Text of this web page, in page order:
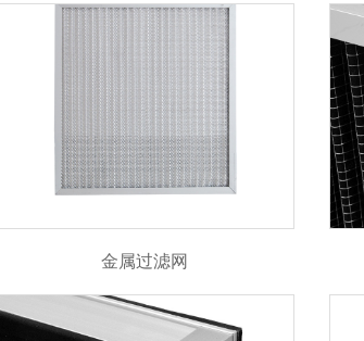
金属过滤网